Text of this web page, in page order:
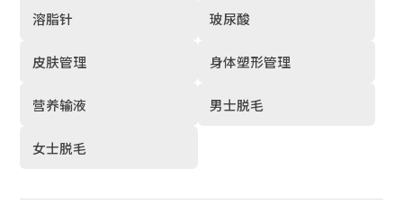
溶脂针 玻尿酸
皮肤管理 身体塑形管理
营养输液 男士脱毛
女士脱毛